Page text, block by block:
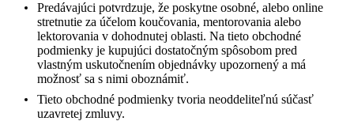
Predávajúci potvrdzuje, že poskytne osobné, alebo online
stretnutie za účelom koučovania, mentorovania alebo
lektorovania v dohodnutej oblasti. Na tieto obchodné
podmienky je kupujúci dostatočným spôsobom pred
vlastným uskutočnením objednávky upozornený a má
možnosť sa s nimi oboznámiť.
Tieto obchodné podmienky tvoria neoddeliteľnú súčasť
uzavretej zmluvy.